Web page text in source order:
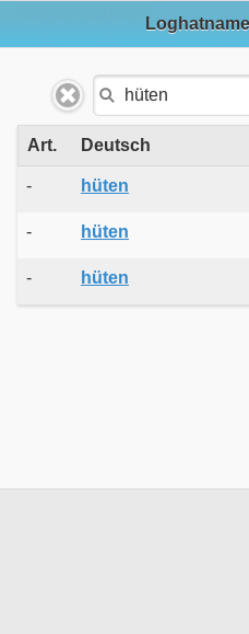
Art. Deutsch
- hüten
- hüten
- hüten